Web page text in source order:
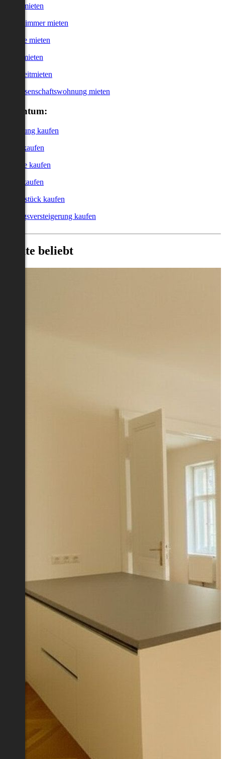
Haus mieten
WG-Zimmer mieten
Garage mieten
Büro mieten
Kurzzeitmieten
Genossenschaftswohnung mieten
Eigentum:
Wohnung kaufen
Haus kaufen
Garage kaufen
Büro kaufen
Grundstück kaufen
Zwangsversteigerung kaufen
Heute beliebt